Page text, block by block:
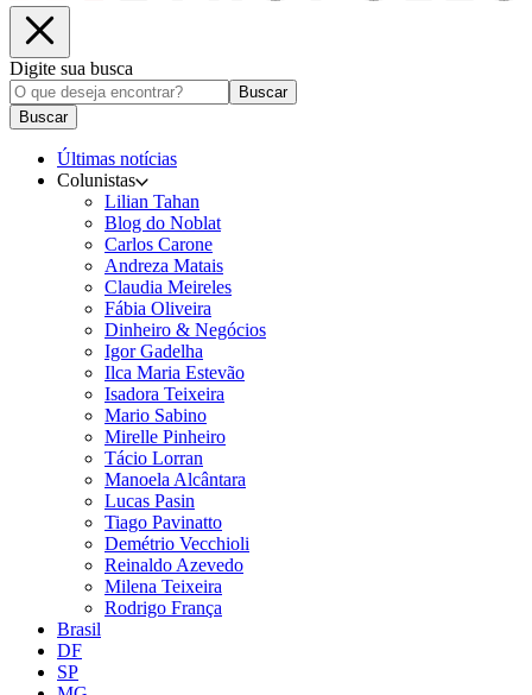
Digite sua busca
Buscar
Buscar
Últimas notícias
Colunistas
Lilian Tahan
Blog do Noblat
Carlos Carone
Andreza Matais
Claudia Meireles
Fábia Oliveira
Dinheiro & Negócios
Igor Gadelha
Ilca Maria Estevão
Isadora Teixeira
Mario Sabino
Mirelle Pinheiro
Tácio Lorran
Manoela Alcântara
Lucas Pasin
Tiago Pavinatto
Demétrio Vecchioli
Reinaldo Azevedo
Milena Teixeira
Rodrigo França
Brasil
DF
SP